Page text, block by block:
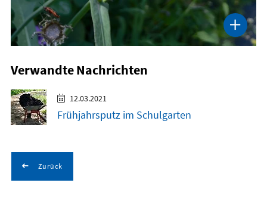
Verwandte Nachrichten
12.03.2021
Frühjahrsputz im Schulgarten
Zurück